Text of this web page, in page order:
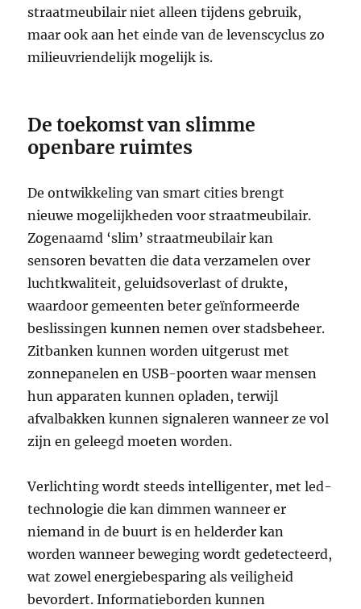
straatmeubilair niet alleen tijdens gebruik,
maar ook aan het einde van de levenscyclus zo
milieuvriendelijk mogelijk is.
De toekomst van slimme
openbare ruimtes
De ontwikkeling van smart cities brengt
nieuwe mogelijkheden voor straatmeubilair.
Zogenaamd ‘slim’ straatmeubilair kan
sensoren bevatten die data verzamelen over
luchtkwaliteit, geluidsoverlast of drukte,
waardoor gemeenten beter geïnformeerde
beslissingen kunnen nemen over stadsbeheer.
Zitbanken kunnen worden uitgerust met
zonnepanelen en USB-poorten waar mensen
hun apparaten kunnen opladen, terwijl
afvalbakken kunnen signaleren wanneer ze vol
zijn en geleegd moeten worden.
Verlichting wordt steeds intelligenter, met led-
technologie die kan dimmen wanneer er
niemand in de buurt is en helderder kan
worden wanneer beweging wordt gedetecteerd,
wat zowel energiebesparing als veiligheid
bevordert. Informatieborden kunnen